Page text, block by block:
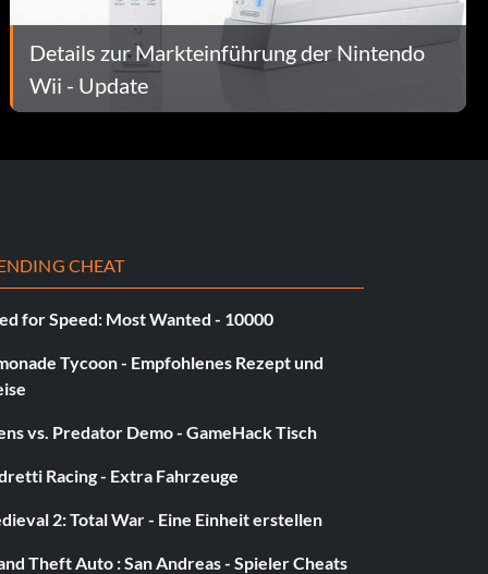
Details zur Markteinführung der Nintendo
Wii - Update
CHEAT
for Speed: Most Wanted - 10000
Tycoon - Empfohlenes Rezept und
vs. Predator Demo - GameHack Tisch
Racing - Extra Fahrzeuge
2: Total War - Eine Einheit erstellen
Theft Auto : San Andreas - Spieler Cheats